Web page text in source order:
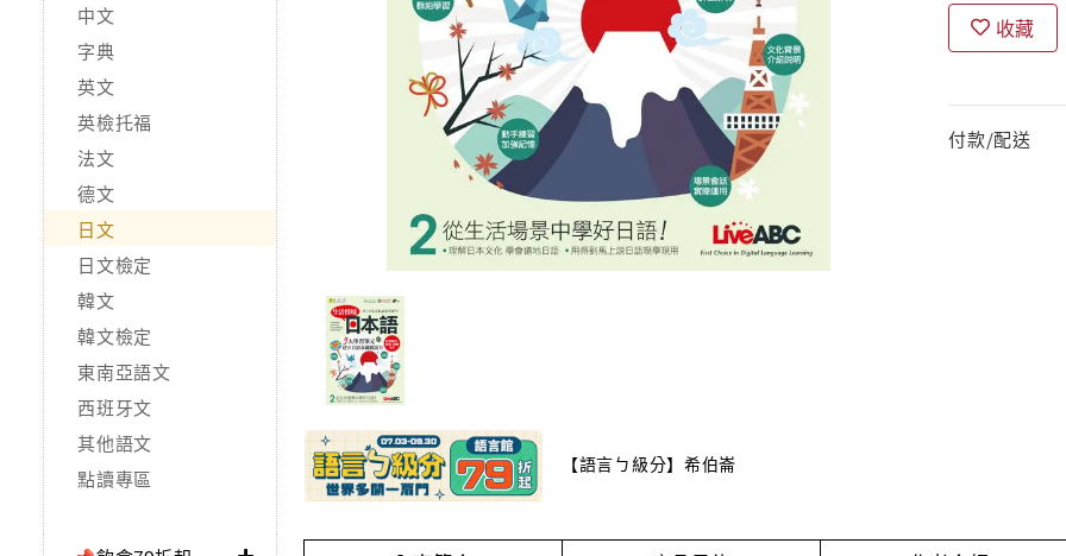
中文
字典
英文
英檢托福
法文
德文
日文
日文檢定
韓文
韓文檢定
東南亞語文
西班牙文
其他語文
點讀專區
【語言ㄅ級分】希伯崙
收藏
付款/配送